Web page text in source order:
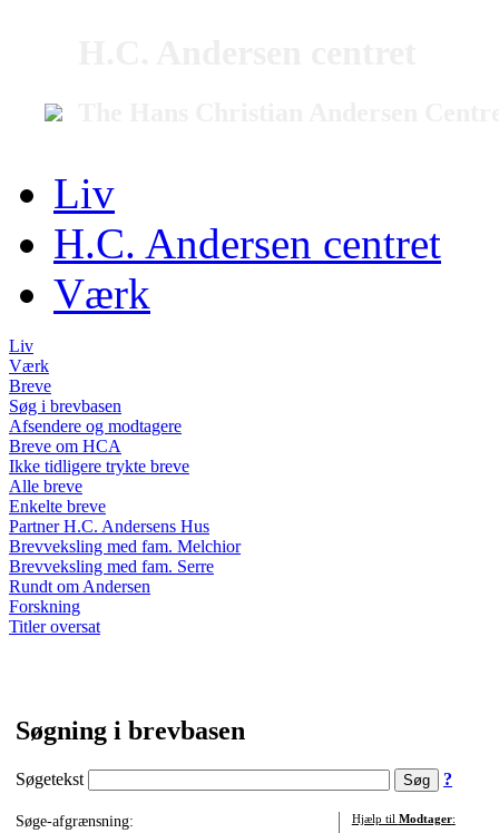
Liv
H.C. Andersen centret
Værk
Liv
Værk
Breve
Søg i brevbasen
Afsendere og modtagere
Breve om HCA
Ikke tidligere trykte breve
Alle breve
Enkelte breve
Partner H.C. Andersens Hus
Brevveksling med fam. Melchior
Brevveksling med fam. Serre
Rundt om Andersen
Forskning
Titler oversat
Søgning i brevbasen
Søgetekst ?
Søge-afgrænsning:
Hjælp til Modtager: